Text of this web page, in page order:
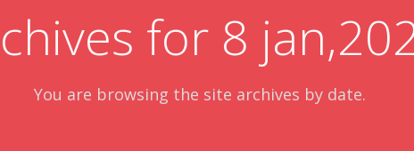
for 8
You are browsing the site archives by date.